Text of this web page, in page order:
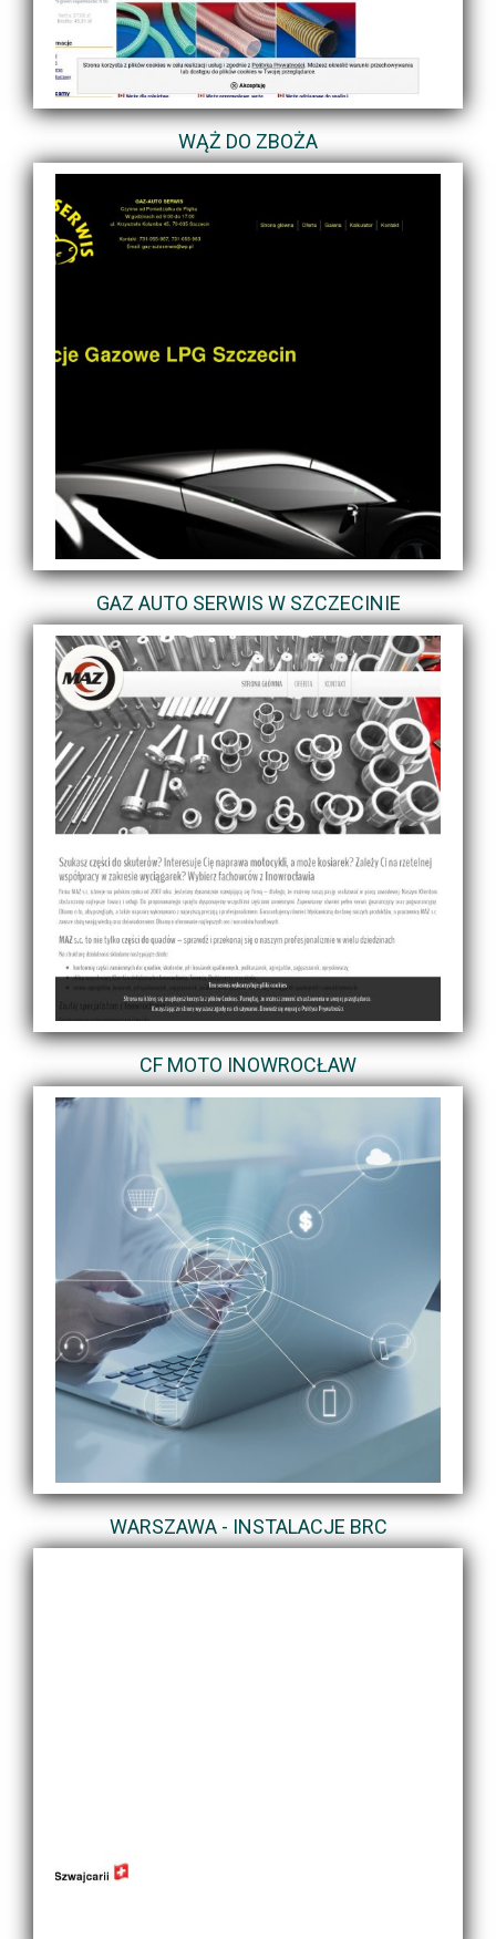
WĄŻ DO ZBOŻA
GAZ AUTO SERWIS W SZCZECINIE
CF MOTO INOWROCŁAW
WARSZAWA - INSTALACJE BRC